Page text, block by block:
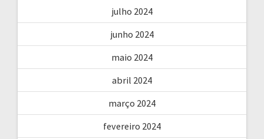
julho 2024
junho 2024
maio 2024
abril 2024
março 2024
fevereiro 2024